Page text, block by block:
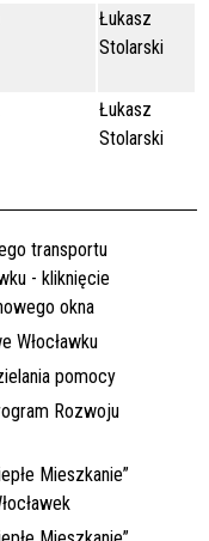
Łukasz
Stolarski
Łukasz
Stolarski